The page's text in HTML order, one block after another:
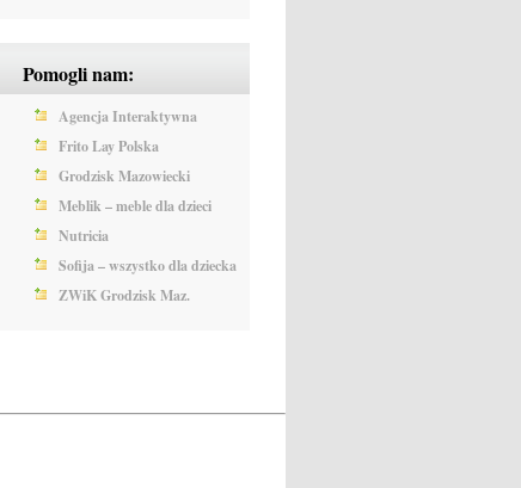
Pomogli nam:
Agencja Interaktywna
Frito Lay Polska
Grodzisk Mazowiecki
Meblik – meble dla dzieci
Nutricia
Sofija – wszystko dla dziecka
ZWiK Grodzisk Maz.